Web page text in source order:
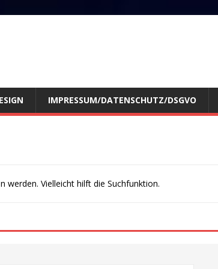
IMPRESSUM/DATENSCHUTZ/DSGVO
werden. Vielleicht hilft die Suchfunktion.